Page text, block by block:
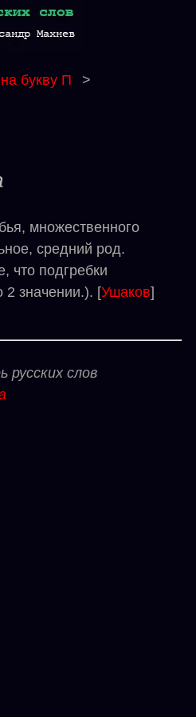
букву П >
множественного
средний род.
что подгребки
2 значении.). [Ушаков]
русских слов